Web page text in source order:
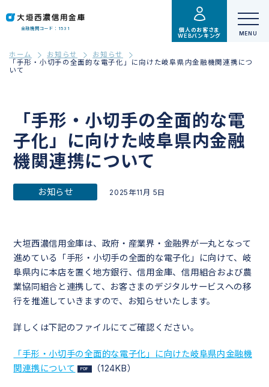
金融機関コード：1531
個人のお客さま
WEBバンキング
ホーム お知らせ
お知らせ
「手形・小切手の全面的な電子化」に向けた岐阜県内金融機関連携につ
いて
「手形・小切手の全面的な電
子化」に向けた岐阜県内金融
機関連携について
お知らせ 2025年11月 5日
大垣西濃信用金庫は、政府・産業界・金融界が一丸となって
進めている「手形・小切手の全面的な電子化」に向けて、岐
阜県内に本店を置く地方銀行、信用金庫、信用組合および農
業協同組合と連携して、お客さまのデジタルサービスへの移
行を推進していきますので、お知らせいたします。
詳しくは下記のファイルにてご確認ください。
「手形・小切手の全面的な電子化」に向けた岐阜県内金融機
関連携について
（124KB）